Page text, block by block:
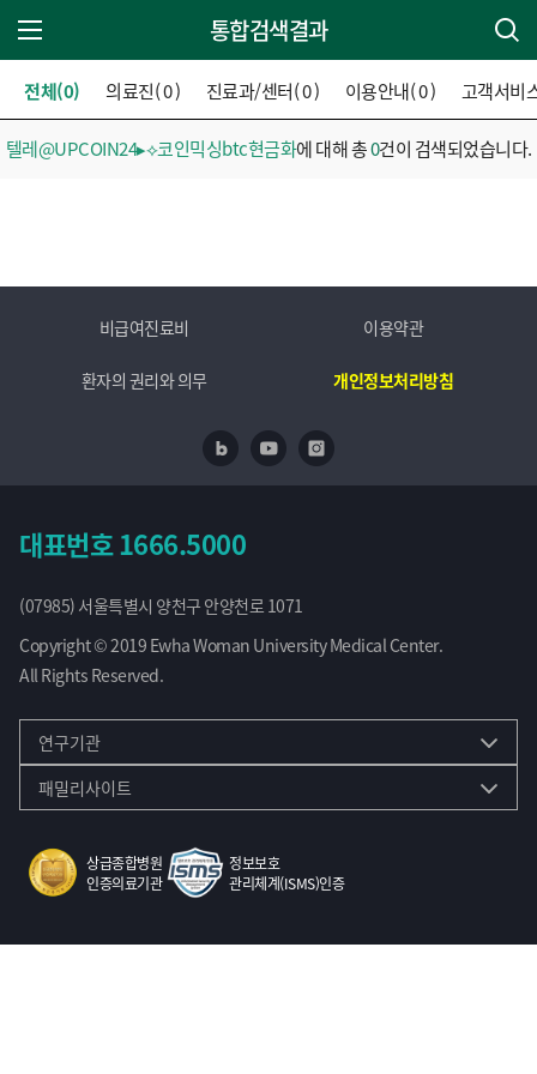
통합검색결과
전체(0) 의료진( 0 ) 진료과/센터( 0 ) 이용안내( 0 ) 고객서비
텔레@UPCOIN24▸⟡코인믹싱btc현금화에 대해 총0건이 검색되었습니다.
비급여진료비 이용약관
환자의 권리와 의무 개인정보처리방침
네이버 블로그
유투브
대표번호1666.5000
(07985) 서울특별시 양천구 안양천로 1071
Copyright © 2019 Ewha Woman University Medical Center.
All Rights Reserved.
연구기관
패밀리사이트
상급종합병원
인증의료기관
정보보호
관리체계(ISMS)인증